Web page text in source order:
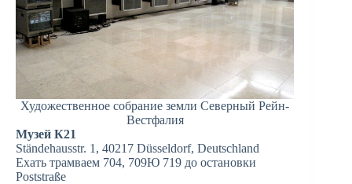
Художественное собрание земли Северный Рейн-
Вестфалия
Музей К21
Ständehausstr. 1, 40217 Düsseldorf, Deutschland
Ехать трамваем 704, 709Ю 719 до остановки
Poststraße